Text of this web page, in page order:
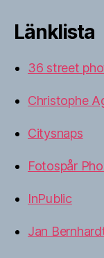
Länklista
36 street
Christophe
Citysnaps
Fotospår
InPublic
Jan